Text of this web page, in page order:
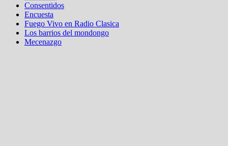
Consentidos
Encuesta
Fuego Vivo en Radio Clasica
Los barrios del mondongo
Mecenazgo